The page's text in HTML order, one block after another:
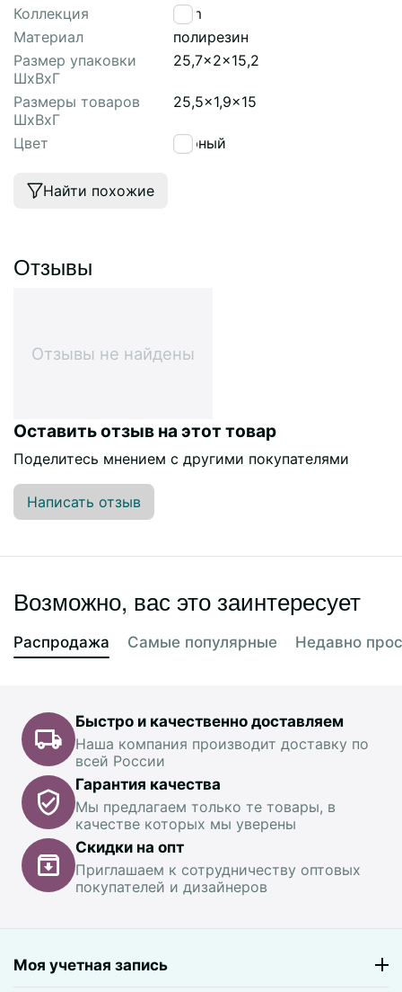
Коллекция
Slim
Материал
полирезин
Размер упаковки
ШхВхГ
25,7x2x15,2
Размеры товаров
ШхВхГ
25,5x1,9x15
Цвет черный
Найти похожие
Отзывы
Отзывы не найдены
Оставить отзыв на этот товар
Поделитесь мнением с другими покупателями
Написать отзыв
Возможно, вас это заинтересует
Распродажа Самые популярные Недавно
Быстро и качественно доставляем
Наша компания производит доставку по
всей России
Гарантия качества
Мы предлагаем только те товары, в
качестве которых мы уверены
Скидки на опт
Приглашаем к сотрудничеству оптовых
покупателей и дизайнеров
Моя учетная запись